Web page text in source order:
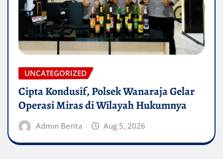
UNCATEGORIZED
Cipta Kondusif, Polsek Wanaraja Gelar
Operasi Miras di Wilayah Hukumnya
Admin Berita Aug 5, 2026